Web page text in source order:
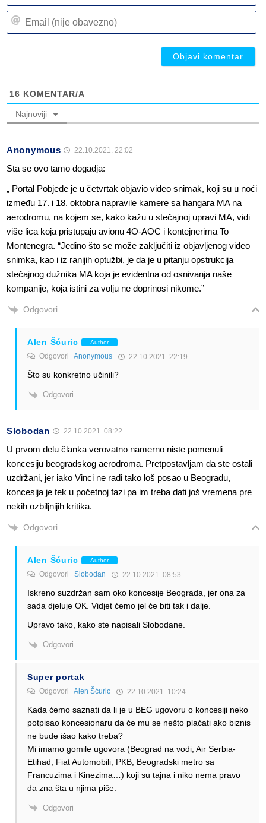
16 KOMENTAR/A
Najnoviji
Anonymous 22.10.2021. 22:02
Sta se ovo tamo dogadja:
„ Portal Pobjede je u četvrtak objavio video snimak, koji su u noći
između 17. i 18. oktobra napravile kamere sa hangara MA na
aerodromu, na kojem se, kako kažu u stečajnoj upravi MA, vidi
više lica koja pristupaju avionu 4O-AOC i kontejnerima To
Montenegra. “Jedino što se može zaključiti iz objavljenog video
snimka, kao i iz ranijih optužbi, je da je u pitanju opstrukcija
stečajnog dužnika MA koja je evidentna od osnivanja naše
kompanije, koja istini za volju ne doprinosi nikome.”
Odgovori
Alen Šćuric Author
Odgovori Anonymous 22.10.2021. 22:19
Što su konkretno učinili?
Odgovori
Slobodan 22.10.2021. 08:22
U prvom delu članka verovatno namerno niste pomenuli
koncesiju beogradskog aerodroma. Pretpostavljam da ste ostali
uzdržani, jer iako Vinci ne radi tako loš posao u Beogradu,
koncesija je tek u početnoj fazi pa im treba dati još vremena pre
nekih ozbiljnijih kritika.
Odgovori
Alen Šćuric Author
Odgovori Slobodan 22.10.2021. 08:53
Iskreno suzdržan sam oko koncesije Beograda, jer ona za
sada djeluje OK. Vidjet ćemo jel će biti tak i dalje.
Upravo tako, kako ste napisali Slobodane.
Odgovori
Super portak
Odgovori Alen Šćuric 22.10.2021. 10:24
Kada ćemo saznati da li je u BEG ugovoru o koncesiji neko
potpisao koncesionaru da će mu se nešto plaćati ako biznis
ne bude išao kako treba?
Mi imamo gomile ugovora (Beograd na vodi, Air Serbia-
Etihad, Fiat Automobili, PKB, Beogradski metro sa
Francuzima i Kinezima…) koji su tajna i niko nema pravo
da zna šta u njima piše.
Odgovori